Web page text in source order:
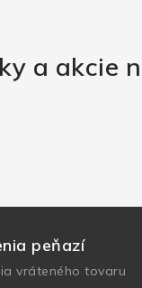
a akcie
peňazí
vráteného tovaru